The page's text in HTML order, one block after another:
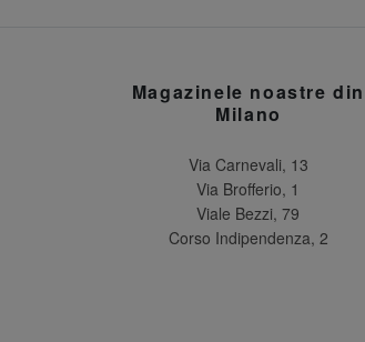
Magazinele noastre din
Milano
Via Carnevali, 13
Via Brofferio, 1
Viale Bezzi, 79
Corso Indipendenza, 2